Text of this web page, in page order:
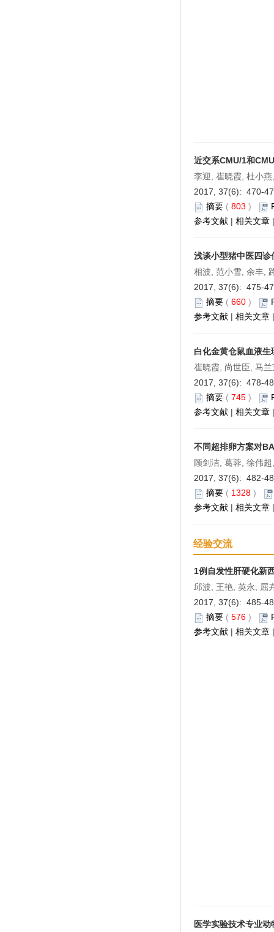
近交系CMU/1和
李迎, 崔晓霞, 杜小
2017, 37(6): 470-
摘要 ( 803 )
参考文献 | 相关文章
浅谈小型猪中医四诊
相波, 范小雪, 余丰,
2017, 37(6): 475-
摘要 ( 660 )
参考文献 | 相关文章
白化金黄仓鼠血液生
崔晓霞, 尚世臣, 马
2017, 37(6): 478-
摘要 ( 745 )
参考文献 | 相关文章
不同超排卵方案对
顾剑洁, 葛蓉, 徐伟
2017, 37(6): 482-
摘要 ( 1328 )
参考文献 | 相关文章
经验交流
1例自发性肝硬化新
邱波, 王艳, 英永, 屈
2017, 37(6): 485-
摘要 ( 576 )
参考文献 | 相关文章
医学实验技术专业